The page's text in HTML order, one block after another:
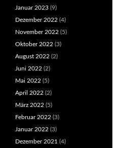
Januar 2023 (9)
Dezember 2022 (4)
November 2022 (5)
Oktober 2022 (3)
August 2022 (2)
Juni 2022 (2)
Mai 2022 (5)
April 2022 (2)
März 2022 (5)
Februar 2022 (3)
Januar 2022 (3)
Dezember 2021 (4)